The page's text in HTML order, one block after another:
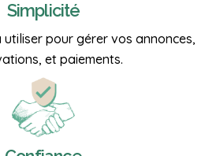
Simplicité
pour gérer vos annonces,
et paiements.